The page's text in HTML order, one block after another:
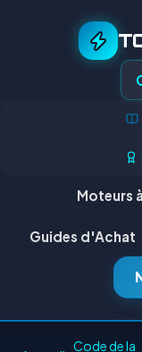
Moteurs
Guides d'Achat
Code de la